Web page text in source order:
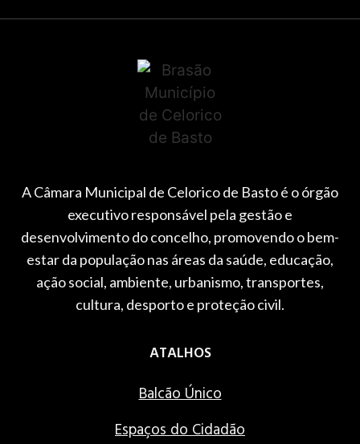
A Câmara Municipal de Celorico de Basto é o órgão
executivo responsável pela gestão e
desenvolvimento do concelho, promovendo o bem-
estar da população nas áreas da saúde, educação,
ação social, ambiente, urbanismo, transportes,
cultura, desporto e proteção civil.
ATALHOS
Balcão Único
Espaços do Cidadão